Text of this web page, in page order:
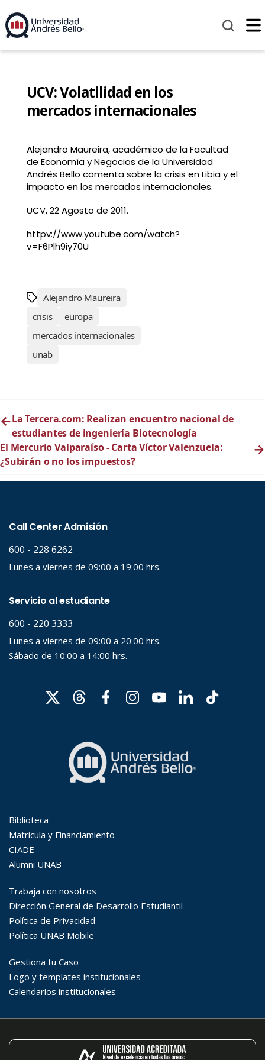
UCV: Volatilidad en los
mercados internacionales
Alejandro Maureira, académico de la Facultad
de Economía y Negocios de la Universidad
Andrés Bello comenta sobre la crisis en Libia y el
impacto en los mercados internacionales.
UCV, 22 Agosto de 2011.
httpv://www.youtube.com/watch?
v=F6Plh9iy70U
Alejandro Maureira
crisis
europa
mercados internacionales
unab
←La Tercera.com: Realizan encuentro nacional de
estudiantes de ingeniería Biotecnología
El Mercurio Valparaíso - Carta Víctor Valenzuela:
¿Subirán o no los impuestos?
→